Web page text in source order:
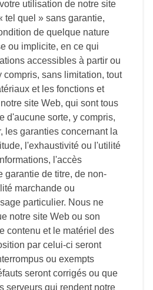
utilisation de notre site
tel quel » sans garantie,
de quelque nature
ou implicite, en ce qui
accessibles à partir ou
compris, sans limitation, tout
et les fonctions et
site Web, qui sont tous
d'aucune sorte, y compris,
les garanties concernant la
l'exhaustivité ou l'utilité
l'accès
garantie de titre, de non-
marchande ou
particulier. Nous ne
notre site Web ou son
contenu et le matériel des
par celui-ci seront
ou exempts
seront corrigés ou que
serveurs qui rendent notre